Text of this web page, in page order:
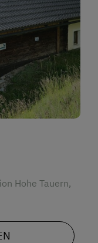
Hohe Tauern,